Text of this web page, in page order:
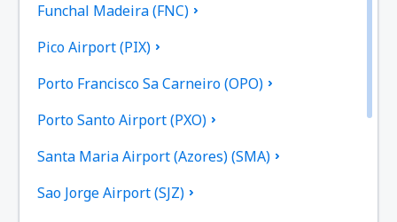
Funchal Madeira (FNC)
Pico Airport (PIX)
Porto Francisco Sa Carneiro (OPO)
Porto Santo Airport (PXO)
Santa Maria Airport (Azores) (SMA)
Sao Jorge Airport (SJZ)